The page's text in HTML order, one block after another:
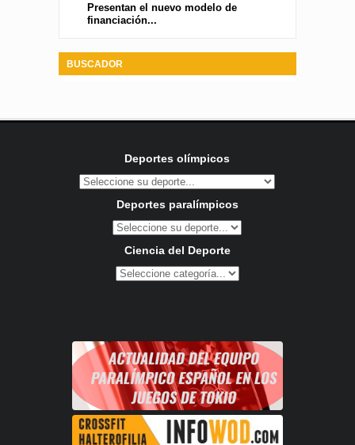
Presentan el nuevo modelo de
financiación...
BUSCADOR
Deportes olímpicos
Deportes paralímpicos
Ciencia del Deporte